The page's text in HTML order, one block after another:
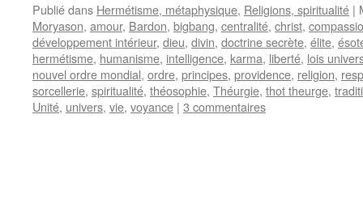
Publié dans Hermétisme, métaphysique, Religions, spiritualité |
Moryason, amour, Bardon, bigbang, centralité, christ,
développement intérieur, dieu, divin, doctrine secrète, élite,
hermétisme, humanisme, intelligence, karma, liberté, lois
nouvel ordre mondial, ordre, principes, providence, religion,
sorcellerie, spiritualité, théosophie, Théurgie, thot theurge,
Unité, univers, vie, voyance | 3 commentaires